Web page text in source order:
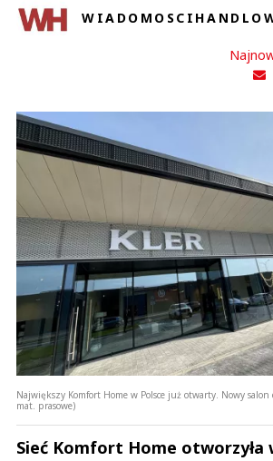
Największy Komfort Home w Polsce już otwarty. Nowy salon
mat. prasowe)
Sieć Komfort Home otworzyła